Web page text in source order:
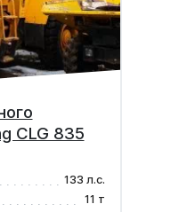
CLG 835
133 л.с.
11 т